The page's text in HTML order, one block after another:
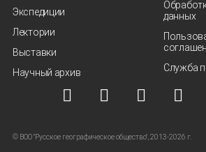
Экспедиции
Лектории
Выставки
Научный архив
данных
Служба
© ВОО "Русское географическое общество", 2013-2026 г.